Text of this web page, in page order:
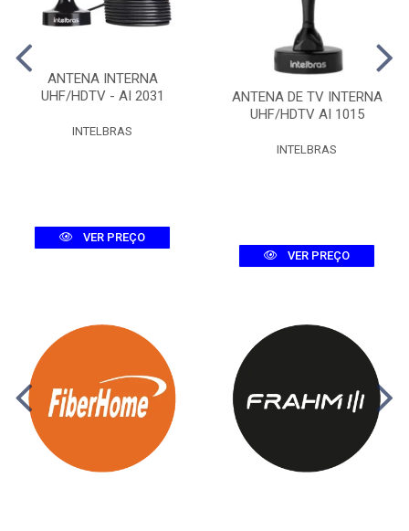
ANTENA INTERNA
UHF/HDTV - AI 2031
INTELBRAS
VER PREÇO
ANTENA DE TV INTERNA
UHF/HDTV AI 1015
INTELBRAS
VER PREÇO